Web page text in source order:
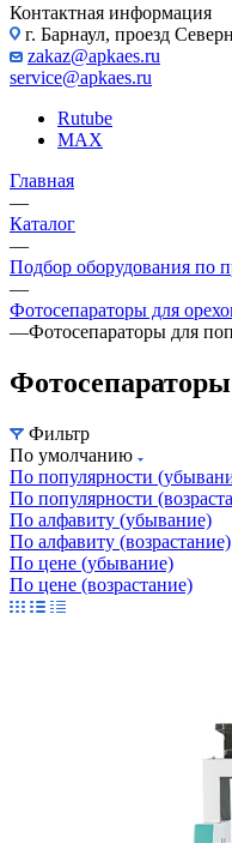
Контактная информация
г. Барнаул, проезд
zakaz@apkaes.ru
service@apkaes.ru
Rutube
MAX
Главная
—
Каталог
—
Подбор оборудования по
—
Фотосепараторы для
—Фотосепараторы для
Фильтр
По умолчанию
По популярности
По популярности
По алфавиту (убывание)
По алфавиту (возрастание)
По цене (убывание)
По цене (возрастание)